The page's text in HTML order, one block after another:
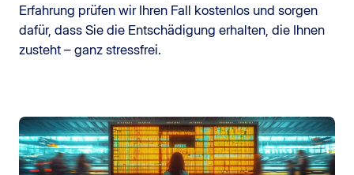
Erfahrung prüfen wir Ihren Fall kostenlos und sorgen
dafür, dass Sie die Entschädigung erhalten, die Ihnen
zusteht – ganz stressfrei.